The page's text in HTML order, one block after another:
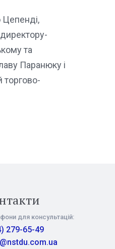
Цепенді,
та
Паранюку і
торгово-
для консультацій:
279-65-49